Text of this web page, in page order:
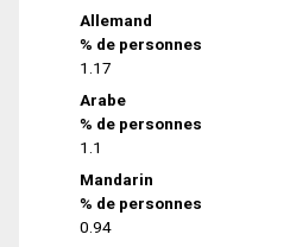
Allemand
% de personnes
1.17
Arabe
% de personnes
1.1
Mandarin
% de personnes
0.94